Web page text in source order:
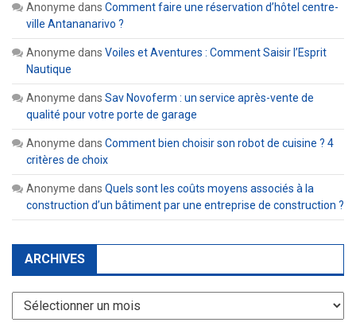
Anonyme dans Comment faire une réservation d’hôtel centre-
ville Antananarivo ?
Anonyme dans Voiles et Aventures : Comment Saisir l’Esprit
Nautique
Anonyme dans Sav Novoferm : un service après-vente de
qualité pour votre porte de garage
Anonyme dans Comment bien choisir son robot de cuisine ? 4
critères de choix
Anonyme dans Quels sont les coûts moyens associés à la
construction d’un bâtiment par une entreprise de construction ?
ARCHIVES
Archives